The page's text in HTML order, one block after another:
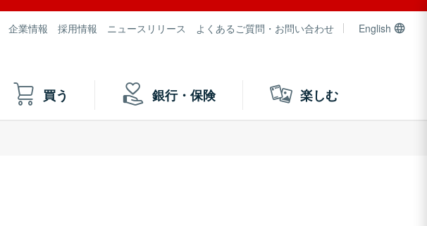
企業情報 採用情報 ニュースリリース よくあるご質問・お問い合わせ English
買う 銀行・保険 楽しむ